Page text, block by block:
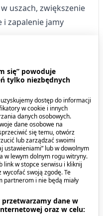
uszach, zwiększenie
i zapalenie jamy
trudności w
obrzęk stóp lub
lub niskie
skóry na
krwionośnych,
zmiany
w
smaku
,katar, świąd,
,utrata włosów,
i zapalenie skóry,
się” powoduje
tylko niezbędnych
dostęp do informacji
w cookie i innych
danych osobowych.
dane osobowe na
się temu, otwórz
lub zarządzać swoimi
ustawieniami” lub w dowolnym
w lewym dolnym rogu witryny.
link w stopce serwisu i kliknij
swoją zgodę. Te
partnerom i nie będą miały
dane w
oraz w celu: